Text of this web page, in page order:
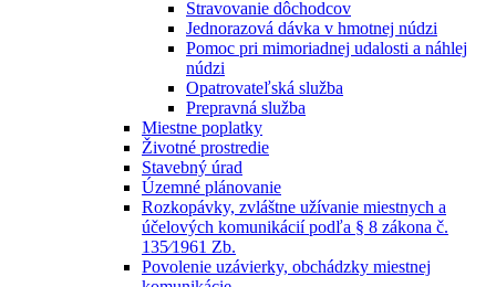
Stravovanie dôchodcov
Jednorazová dávka v hmotnej núdzi
Pomoc pri mimoriadnej udalosti a náhlej
núdzi
Opatrovateľská služba
Prepravná služba
Miestne poplatky
Životné prostredie
Stavebný úrad
Územné plánovanie
Rozkopávky, zvláštne užívanie miestnych a
účelových komunikácií podľa § 8 zákona č.
135⁄1961 Zb.
Povolenie uzávierky, obchádzky miestnej